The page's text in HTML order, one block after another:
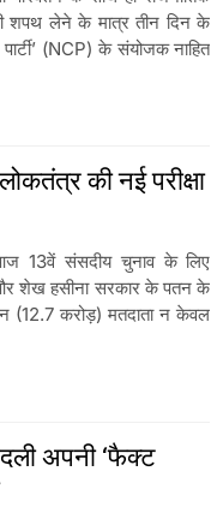
शपथ लेने के मात्र तीन दिन के
(NCP) के संयोजक नाहित
की नई परीक्षा
13वें संसदीय चुनाव के लिए
शेख हसीना सरकार के पतन के
(12.7 करोड़) मतदाता न केवल
अपनी ‘फैक्ट